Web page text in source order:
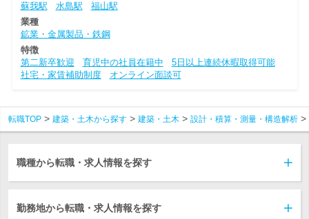
蘇我駅
水島駅
福山駅
業種
鉱業・金属製品・鉄鋼
特徴
第二新卒歓迎
育児中の社員在籍中
5日以上連続休暇取得可能
社宅・家賃補助制度
オンライン面談可
転職TOP 建築・土木から探す 建築・土木 設計・積算・測量・構造解析
職種から転職・求人情報を探す
勤務地から転職・求人情報を探す